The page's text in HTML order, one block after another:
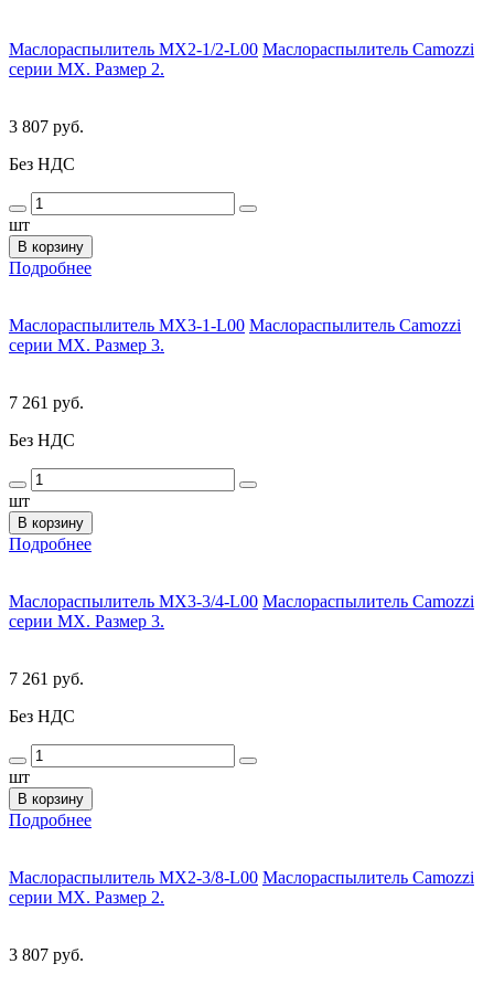
Маслораспылитель MX2-1/2-L00 Маслораспылитель Camozzi
серии MX. Размер 2.
3 807 руб.
Без НДС
шт
В корзину
Подробнее
Маслораспылитель MX3-1-L00 Маслораспылитель Camozzi
серии MX. Размер 3.
7 261 руб.
Без НДС
шт
В корзину
Подробнее
Маслораспылитель MX3-3/4-L00 Маслораспылитель Camozzi
серии MX. Размер 3.
7 261 руб.
Без НДС
шт
В корзину
Подробнее
Маслораспылитель MX2-3/8-L00 Маслораспылитель Camozzi
серии MX. Размер 2.
3 807 руб.